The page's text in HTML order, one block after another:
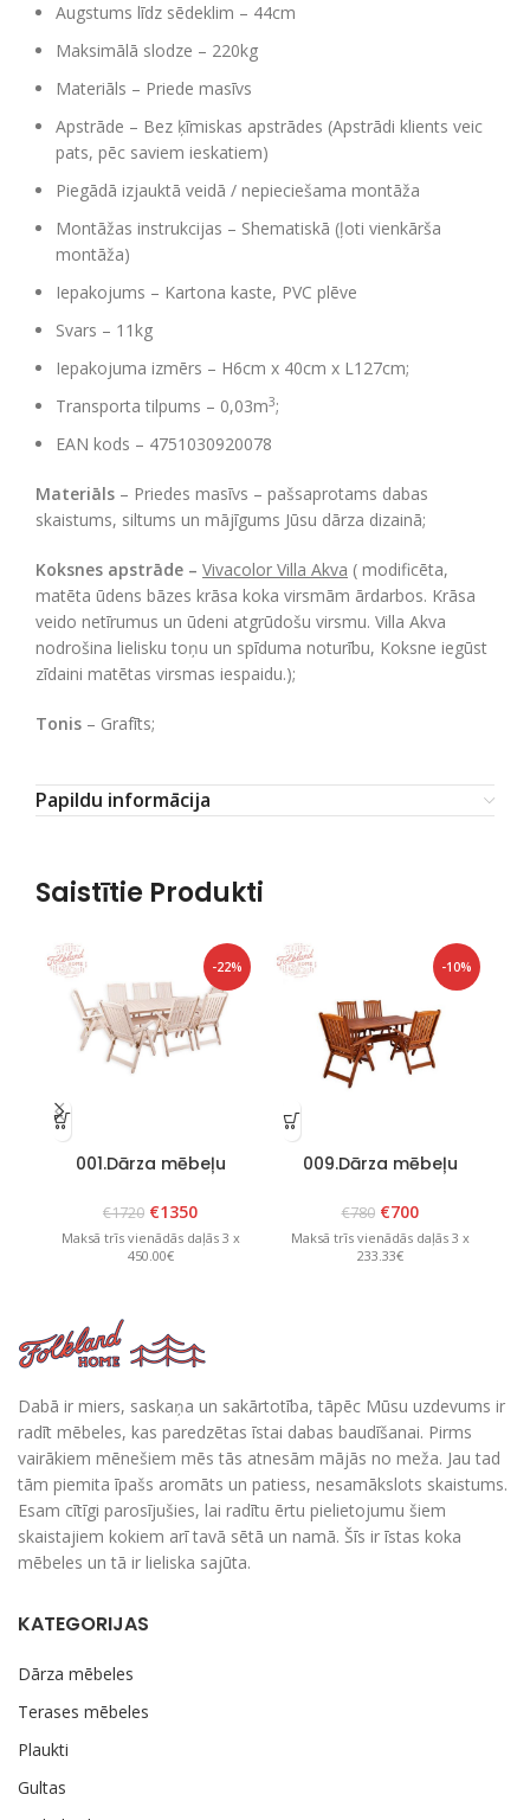
Augstums līdz sēdeklim – 44cm
Maksimālā slodze – 220kg
Materiāls – Priede masīvs
Apstrāde – Bez ķīmiskas apstrādes (Apstrādi klients veic
pats, pēc saviem ieskatiem)
Piegādā izjauktā veidā / nepieciešama montāža
Montāžas instrukcijas – Shematiskā (ļoti vienkārša
montāža)
Iepakojums – Kartona kaste, PVC plēve
Svars – 11kg
Iepakojuma izmērs – H6cm x 40cm x L127cm;
Transporta tilpums – 0,03m3;
EAN kods – 4751030920078
Materiāls – Priedes masīvs – pašsaprotams dabas
skaistums, siltums un mājīgums Jūsu dārza dizainā;
Koksnes apstrāde – Vivacolor Villa Akva ( modificēta,
matēta ūdens bāzes krāsa koka virsmām ārdarbos. Krāsa
veido netīrumus un ūdeni atgrūdošu virsmu. Villa Akva
nodrošina lielisku toņu un spīduma noturību, Koksne iegūst
zīdaini matētas virsmas iespaidu.);
Tonis – Grafīts;
Papildu informācija
Saistītie Produkti
-22%
001.Dārza mēbeļu
Balts
€1720 €1350
Maksā trīs vienādās daļās 3 x
450.00€
-10%
009.Dārza mēbeļu
Brūns
€780 €700
Maksā trīs vienādās daļās 3 x
233.33€
Dabā ir miers, saskaņa un sakārtotība, tāpēc Mūsu uzdevums ir
radīt mēbeles, kas paredzētas īstai dabas baudīšanai. Pirms
vairākiem mēnešiem mēs tās atnesām mājās no meža. Jau tad
tām piemita īpašs aromāts un patiess, nesamākslots skaistums.
Esam cītīgi parosījušies, lai radītu ērtu pielietojumu šiem
skaistajiem kokiem arī tavā sētā un namā. Šīs ir īstas koka
mēbeles un tā ir lieliska sajūta.
KATEGORIJAS
Dārza mēbeles
Terases mēbeles
Plaukti
Gultas